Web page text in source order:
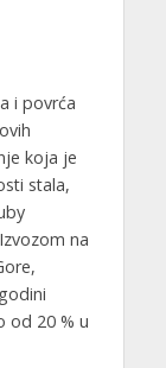
i povrća
koja je
stala,
na
od 20 % u